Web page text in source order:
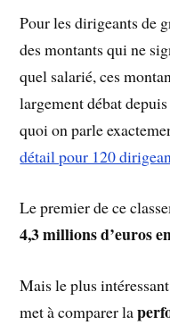
Pour les dirigeants de
des montants qui ne
quel salarié, ces
largement débat
quoi on parle
détail pour 120
Le premier de ce
4,3 millions d’euros
Mais le plus
met à comparer la